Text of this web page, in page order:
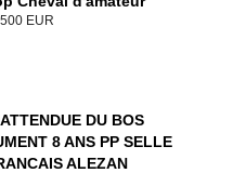
EUR
DU BOS
8 ANS PP SELLE
ALEZAN